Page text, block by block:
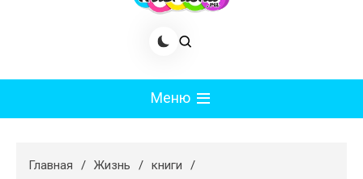
Меню
Худеем
Главная Жизнь
книги